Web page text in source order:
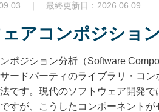
｜ 最終更新日：2026.06.09
アコンポジショ
ポジション分析（Software
ードパーティのライブラリ・コ
です。現代のソフトウェア開発
すが、こうしたコンポーネント